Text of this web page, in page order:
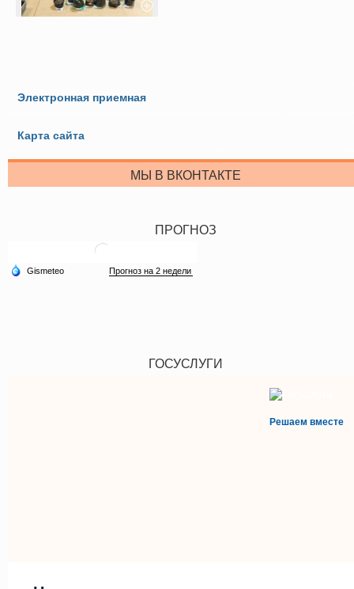
Электронная приемная
Карта сайта
МЫ В ВКОНТАКТЕ
ПРОГНОЗ
ГОСУСЛУГИ
Решаем вместе